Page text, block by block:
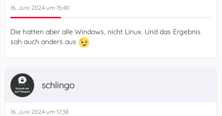
16. Juni 2024 um 15:40
Die hatten aber alle Windows, nicht Linux. Und das Ergebnis
sah auch anders aus
schlingo
16. Juni 2024 um 17:38